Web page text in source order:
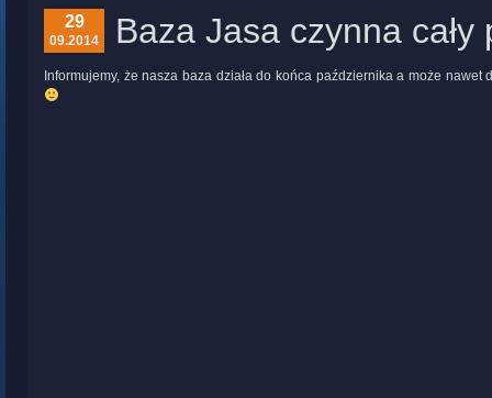
29
09.2014 Baza Jasa czynna cały
Informujemy, że nasza baza działa do końca października a może nawet